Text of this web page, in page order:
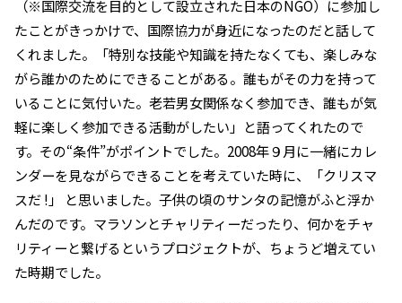
（※国際交流を目的として設立された日本のNGO）に参加し
たことがきっかけで、国際協力が身近になったのだと話して
くれました。「特別な技能や知識を持たなくても、楽しみな
がら誰かのためにできることがある。誰もがその力を持って
いることに気付いた。老若男女関係なく参加でき、誰もが気
軽に楽しく参加できる活動がしたい」と語ってくれたので
す。その“条件”がポイントでした。2008年９月に一緒にカレ
ンダーを見ながらできることを考えていた時に、「クリスマ
スだ !」 と思いました。子供の頃のサンタの記憶がふと浮か
んだのです。マラソンとチャリティーだったり、何かをチャ
リティーと繋げるというプロジェクトが、ちょうど増えてい
た時期でした。